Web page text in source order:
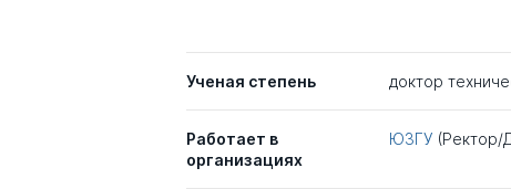
Ученая степень доктор
Работает в
организациях
ЮЗГУ (Ректор/